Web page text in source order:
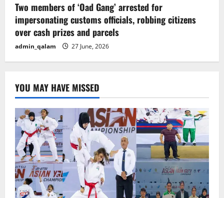
Two members of ‘Oad Gang’ arrested for
impersonating customs officials, robbing citizens
over cash prizes and parcels
admin_qalam 27 June, 2026
YOU MAY HAVE MISSED